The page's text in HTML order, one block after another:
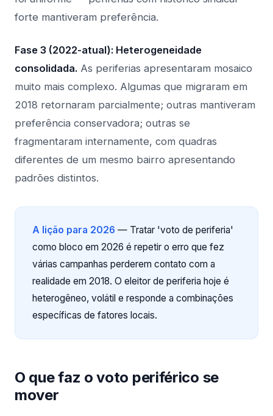
forte mantiveram preferência.
Fase 3 (2022-atual): Heterogeneidade
consolidada. As periferias apresentaram mosaico
muito mais complexo. Algumas que migraram em
2018 retornaram parcialmente; outras mantiveram
preferência conservadora; outras se
fragmentaram internamente, com quadras
diferentes de um mesmo bairro apresentando
padrões distintos.
A lição para 2026 — Tratar 'voto de periferia'
como bloco em 2026 é repetir o erro que fez
várias campanhas perderem contato com a
realidade em 2018. O eleitor de periferia hoje é
heterogêneo, volátil e responde a combinações
específicas de fatores locais.
O que faz o voto periférico se
mover